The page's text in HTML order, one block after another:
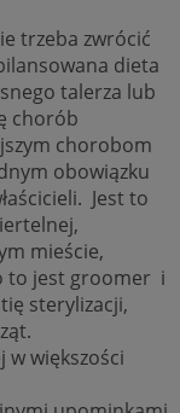
trzeba zwrócić
dieta
talerza lub
chorób
chorobom
obowiązku
Jest to
mieście,
to jest groomer i
sterylizacji,
większości